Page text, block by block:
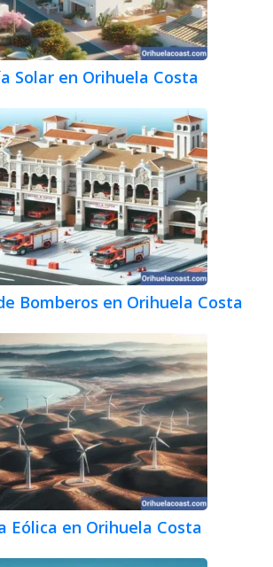
Solar en Orihuela Costa
Bomberos en Orihuela Costa
Eólica en Orihuela Costa